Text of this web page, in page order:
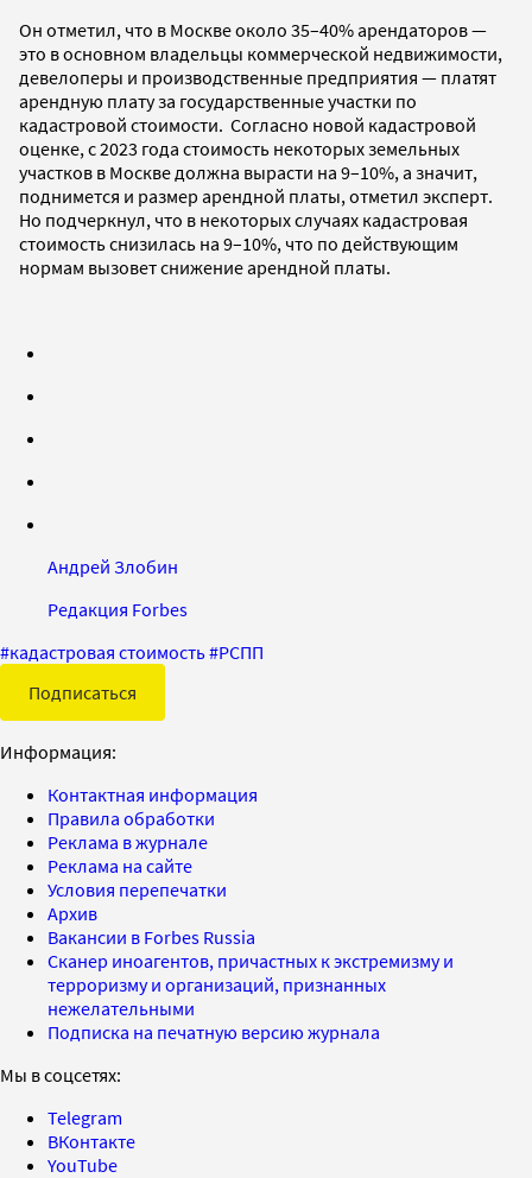
Он отметил, что в Москве около 35–40% арендаторов —
это в основном владельцы коммерческой недвижимости,
девелоперы и производственные предприятия — платят
арендную плату за государственные участки по
кадастровой стоимости. Согласно новой кадастровой
оценке, с 2023 года стоимость некоторых земельных
участков в Москве должна вырасти на 9–10%, а значит,
поднимется и размер арендной платы, отметил эксперт.
Но подчеркнул, что в некоторых случаях кадастровая
стоимость снизилась на 9–10%, что по действующим
нормам вызовет снижение арендной платы.
Андрей Злобин
Редакция Forbes
#кадастровая стоимость#РСПП
Подписаться
Информация:
Контактная информация
Правила обработки
Реклама в журнале
Реклама на сайте
Условия перепечатки
Архив
Вакансии в Forbes Russia
Сканер иноагентов, причастных к экстремизму и
терроризму и организаций, признанных
нежелательными
Подписка на печатную версию журнала
Мы в соцсетях:
Telegram
ВКонтакте
YouTube